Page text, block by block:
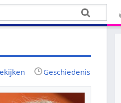
Geschiedenis